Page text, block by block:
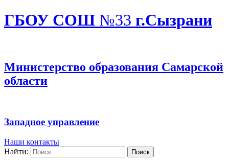
ГБОУ СОШ №33 г.Сызрани
Министерство образования Самарской
области
Западное управление
Наши контакты
Найти: